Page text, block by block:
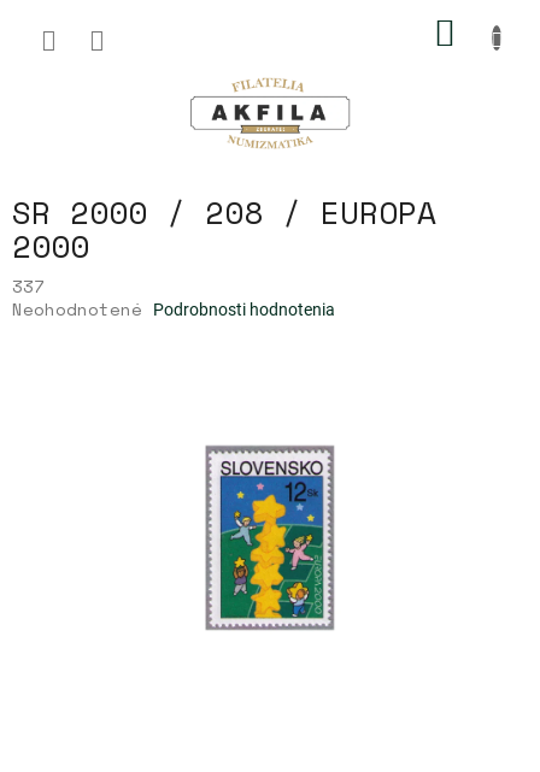
obsah
SR 2000 / 208 / EUROPA
2000
337
Priemerné
Neohodnotené Podrobnosti hodnotenia